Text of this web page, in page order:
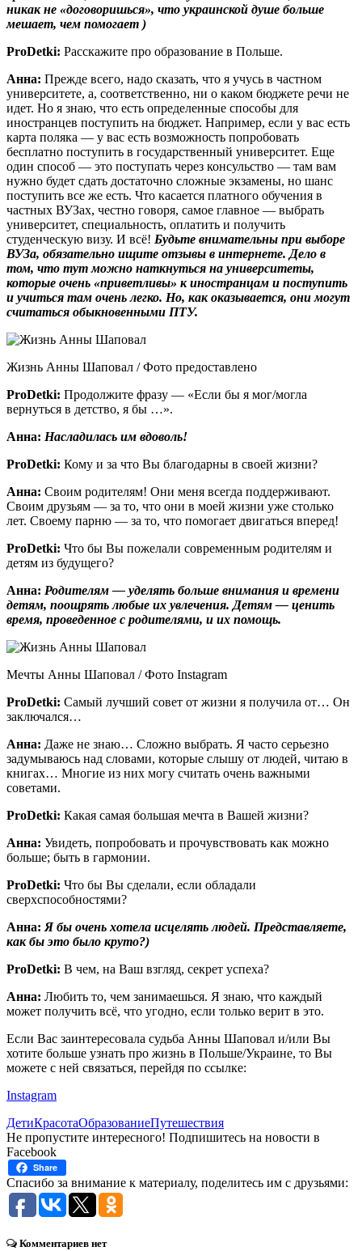
никак не «договоришься», что украинской душе больше
мешает, чем помогает )
ProDetki: Расскажите про образование в Польше.
Анна: Прежде всего, надо сказать, что я учусь в частном
университете, а, соответственно, ни о каком бюджете речи не
идет. Но я знаю, что есть определенные способы для
иностранцев поступить на бюджет. Например, если у вас есть
карта поляка — у вас есть возможность попробовать
бесплатно поступить в государственный университет. Еще
один способ — это поступать через консульство — там вам
нужно будет сдать достаточно сложные экзамены, но шанс
поступить все же есть. Что касается платного обучения в
частных ВУЗах, честно говоря, самое главное — выбрать
университет, специальность, оплатить и получить
студенческую визу. И всё! Будьте внимательны при выборе
ВУЗа, обязательно ищите отзывы в интернете. Дело в
том, что тут можно наткнуться на университеты,
которые очень «приветливы» к иностранцам и поступить
и учиться там очень легко. Но, как оказывается, они могут
считаться обыкновенными ПТУ.
Жизнь Анны Шаповал / Фото предоставлено
ProDetki: Продолжите фразу — «Если бы я мог/могла
вернуться в детство, я бы …».
Анна: Насладилась им вдоволь!
ProDetki: Кому и за что Вы благодарны в своей жизни?
Анна: Своим родителям! Они меня всегда поддерживают.
Своим друзьям — за то, что они в моей жизни уже столько
лет. Своему парню — за то, что помогает двигаться вперед!
ProDetki: Что бы Вы пожелали современным родителям и
детям из будущего?
Анна: Родителям — уделять больше внимания и времени
детям, поощрять любые их увлечения. Детям — ценить
время, проведенное с родителями, и их помощь.
Мечты Анны Шаповал / Фото Instagram
ProDetki: Самый лучший совет от жизни я получила от… Он
заключался…
Анна: Даже не знаю… Сложно выбрать. Я часто серьезно
задумываюсь над словами, которые слышу от людей, читаю в
книгах… Многие из них могу считать очень важными
советами.
ProDetki: Какая самая большая мечта в Вашей жизни?
Анна: Увидеть, попробовать и прочувствовать как можно
больше; быть в гармонии.
ProDetki: Что бы Вы сделали, если обладали
сверхспособностями?
Анна: Я бы очень хотела исцелять людей. Представляете,
как бы это было круто?)
ProDetki: В чем, на Ваш взгляд, секрет успеха?
Анна: Любить то, чем занимаешься. Я знаю, что каждый
может получить всё, что угодно, если только верит в это.
Если Вас заинтересовала судьба Анны Шаповал и/или Вы
хотите больше узнать про жизнь в Польше/Украине, то Вы
можете с ней связаться, перейдя по ссылке:
Instagram
ДетиКрасотаОбразованиеПутешествия
Не пропустите интересного! Подпишитесь на новости в
Facebook
Share
Спасибо за внимание к материалу, поделитесь им с друзьями:
Комментариев нет